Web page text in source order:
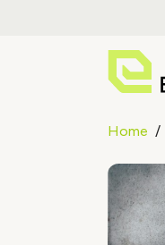
Home